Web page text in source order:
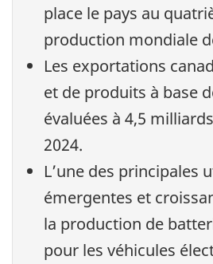
place le pays au
production mondiale
Les exportations
et de produits à base
évaluées à 4,5
2024.
L’une des principales
émergentes et
la production de
pour les véhicules